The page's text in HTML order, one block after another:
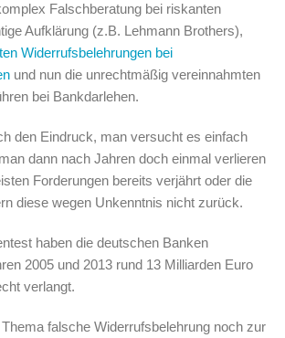
Falschberatung bei riskanten
Aufklärung (z.B. Lehmann Brothers),
Widerrufsbelehrungen bei
und nun die unrechtmäßig vereinnahmten
bei Bankdarlehen.
den Eindruck, man versucht es einfach
dann nach Jahren doch einmal verlieren
Forderungen bereits verjährt oder die
diese wegen Unkenntnis nicht zurück.
haben die deutschen Banken
2005 und 2013 rund 13 Milliarden Euro
verlangt.
falsche Widerrufsbelehrung noch zur